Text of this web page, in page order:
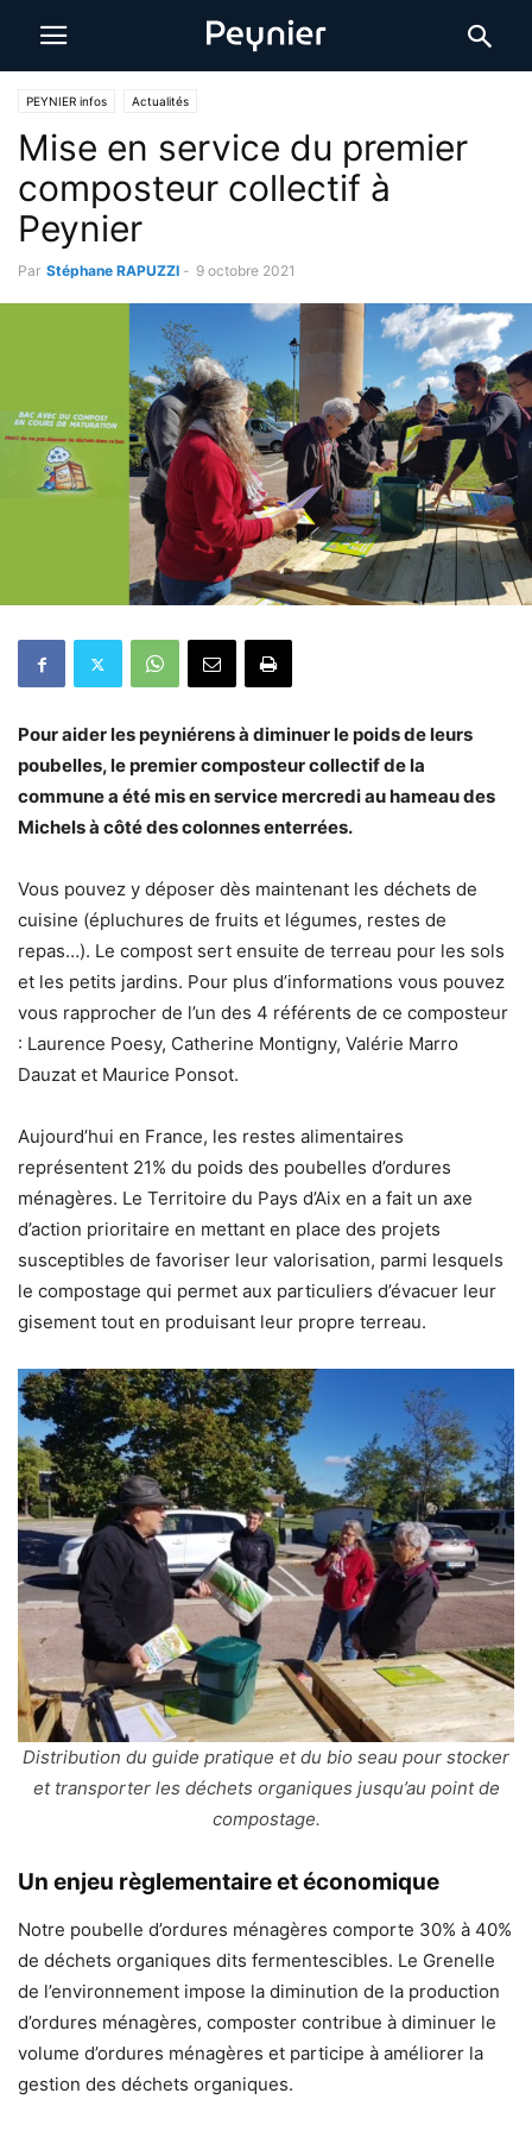
PEYNIER infos Actualités
Mise en service du premier
composteur collectif à
Peynier
Par Stéphane RAPUZZI - 9 octobre 2021
Pour aider les peyniérens à diminuer le poids de leurs
poubelles, le premier composteur collectif de la
commune a été mis en service mercredi au hameau des
Michels à côté des colonnes enterrées.
Vous pouvez y déposer dès maintenant les déchets de
cuisine (épluchures de fruits et légumes, restes de
repas…). Le compost sert ensuite de terreau pour les sols
et les petits jardins. Pour plus d’informations vous pouvez
vous rapprocher de l’un des 4 référents de ce composteur
: Laurence Poesy, Catherine Montigny, Valérie Marro
Dauzat et Maurice Ponsot.
Aujourd’hui en France, les restes alimentaires
représentent 21% du poids des poubelles d’ordures
ménagères. Le Territoire du Pays d’Aix en a fait un axe
d’action prioritaire en mettant en place des projets
susceptibles de favoriser leur valorisation, parmi lesquels
le compostage qui permet aux particuliers d’évacuer leur
gisement tout en produisant leur propre terreau.
Distribution du guide pratique et du bio seau pour stocker
et transporter les déchets organiques jusqu’au point de
compostage.
Un enjeu règlementaire et économique
Notre poubelle d’ordures ménagères comporte 30% à 40%
de déchets organiques dits fermentescibles. Le Grenelle
de l’environnement impose la diminution de la production
d’ordures ménagères, composter contribue à diminuer le
volume d’ordures ménagères et participe à améliorer la
gestion des déchets organiques.